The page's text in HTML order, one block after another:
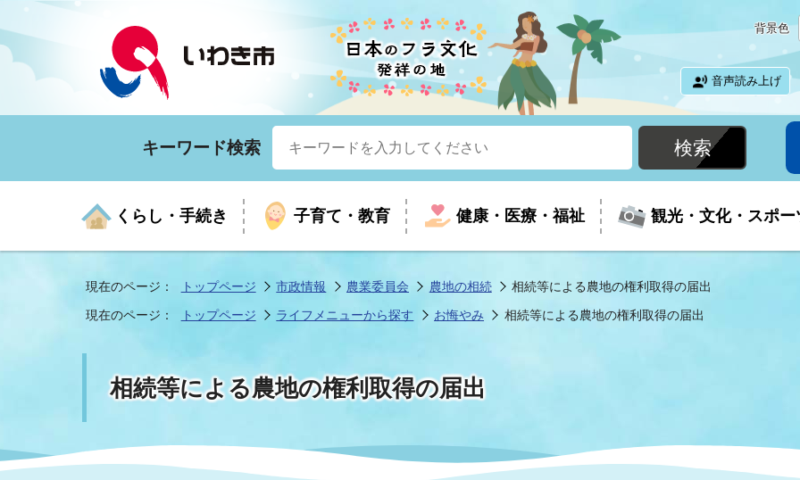
背景色
音声読み上げ
キーワード検索
くらし・手続き
くらしの手続きガイド いざという時に 届出・証明
年金・保険 マイナンバー
まちづくり 地域情報 移住・定住
子育て・教育
生涯学習 子育て 教育
健康・医療・福祉
医療 健康 児童福祉
高齢者福祉・介護 地域包括ケア(介護予防等)
福祉に関するその他の情報
新型コロナウイルス感染
観光・文化・スポー
お知らせ 年間イベントの案内 外国人観光客向けページ
目的から探す モデルコース
スポーツ 施設関連情報 教育旅行
入札・契約 産業振興 廃棄物
企業立地 福祉・介護
保健・衛生 指定管理者 除染事業
市の紹介 市長室 フラシティいわき
市の統計 広報
職員 行政計画 行政改革
現在のページ： トップページ 市政情報 農業委員会 農地の相続
相続等による農地の権利取得の届出
現在のページ：
トップページ ライフメニューから探す お悔やみ 相続等による農地の権利取得の届出
相続等による農地の権利取得の届出